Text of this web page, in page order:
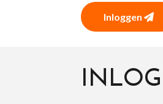
Inloggen